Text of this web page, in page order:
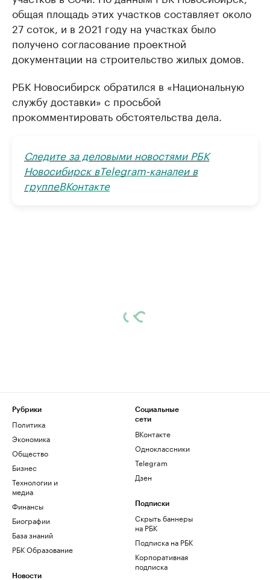
общая площадь этих участков составляет около
27 соток, и в 2021 году на участках было
получено согласование проектной
документации на строительство жилых домов.
РБК Новосибирск обратился в «Национальную
службу доставки» с просьбой
прокомментировать обстоятельства дела.
Следите за деловыми новостями РБК
Новосибирск вTelegram-каналеи в
группеВКонтакте
Рубрики
Политика
Экономика
Общество
Бизнес
Технологии и
медиа
Финансы
Биографии
База знаний
РБК Образование
Новости
Социальные
сети
ВКонтакте
Одноклассники
Telegram
Дзен
Подписки
Скрыть баннеры
на РБК
Подписка на РБК
Корпоративная
подписка